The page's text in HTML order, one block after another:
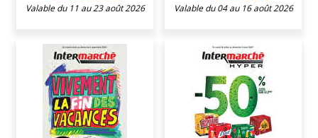
Valable du 11 au 23 août 2026 Valable du 04 au 16 août 2026